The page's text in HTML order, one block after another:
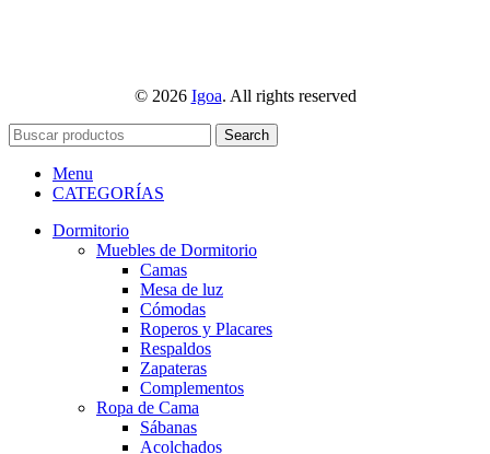
© 2026 Igoa. All rights reserved
Search
Menu
CATEGORÍAS
Dormitorio
Muebles de Dormitorio
Camas
Mesa de luz
Cómodas
Roperos y Placares
Respaldos
Zapateras
Complementos
Ropa de Cama
Sábanas
Acolchados